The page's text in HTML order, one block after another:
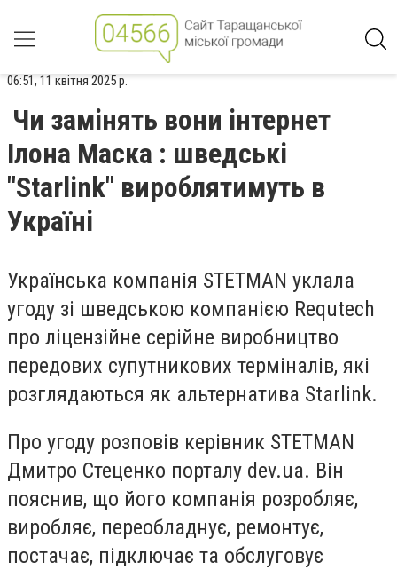
06:51, 11 квітня 2025 р.
Чи замінять вони інтернет
Ілона Маска : шведські
"Starlink" вироблятимуть в
Україні
Українська компанія STETMAN уклала
угоду зі шведською компанією Requtech
про ліцензійне серійне виробництво
передових супутникових терміналів, які
розглядаються як альтернатива Starlink.
Про угоду розповів керівник STETMAN
Дмитро Стеценко порталу dev.ua. Він
пояснив, що його компанія розробляє,
виробляє, переобладнує, ремонтує,
постачає, підключає та обслуговує